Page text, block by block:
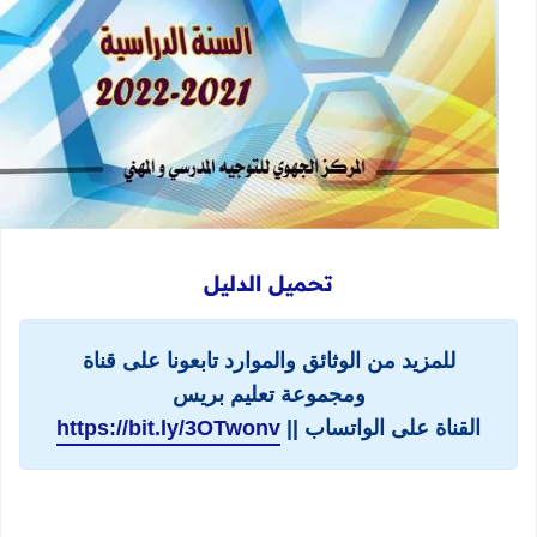
تحميل الدليل
للمزيد من الوثائق والموارد تابعونا على قناة
ومجموعة تعليم بريس
القناة على الواتساب || https://bit.ly/3OTwonv